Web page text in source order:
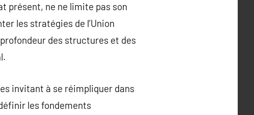
présent, ne ne limite pas son
les stratégies de l’Union
des structures et des
invitant à se réimpliquer dans
les fondements